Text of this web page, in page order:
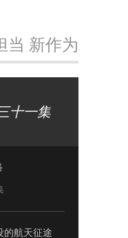
当 新作为
十一集
的航天征途